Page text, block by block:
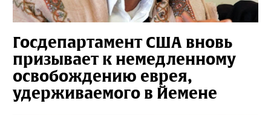
Госдепартамент США вновь
призывает к немедленному
освобождению еврея,
удерживаемого в Йемене